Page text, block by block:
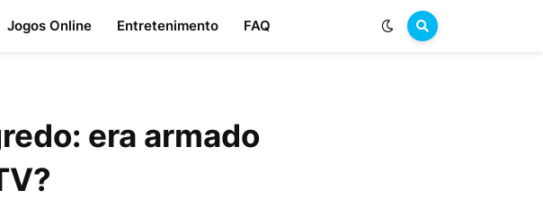
Jogos Online Entretenimento FAQ
era armado